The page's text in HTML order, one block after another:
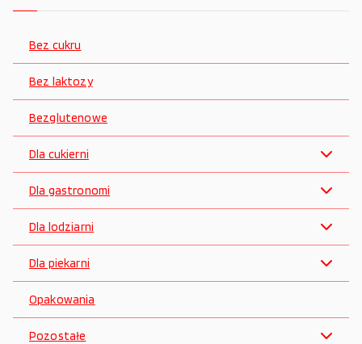
Bez cukru
Bez laktozy
Bezglutenowe
Dla cukierni
Dla gastronomi
Dla lodziarni
Dla piekarni
Opakowania
Pozostałe